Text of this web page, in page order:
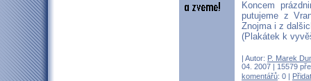
Koncem
putujeme z
Znojma i z
(Plakátek k
| Autor: P. Marek
04. 2007 | 15579
komentářů: 0 |